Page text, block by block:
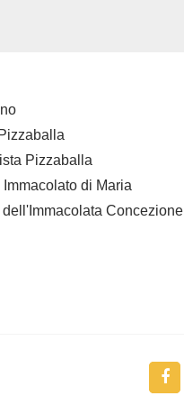
Pizzaballa
di Maria
Concezione